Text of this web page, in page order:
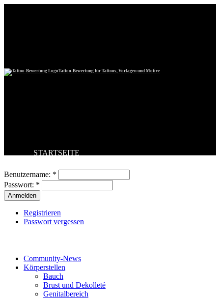
Tattoo-Bewertung für Tattoos, Vorlagen und Motive
STARTSEITE
BESTE TATTOOS
NEUESTE TATTOOS
KOMMENTARE
FORUM
Benutzername: *
Passwort: *
Registrieren
Passwort vergessen
Community-News
Körperstellen
Bauch
Brust und Dekolleté
Genitalbereich